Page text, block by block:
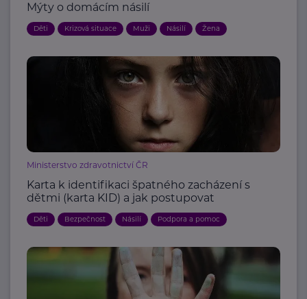
Mýty o domácím násilí
Děti Krizová situace Muži Násilí Žena
Ministerstvo zdravotnictví ČR
Karta k identifikaci špatného zacházení s
dětmi (karta KID) a jak postupovat
Děti Bezpečnost Násilí Podpora a pomoc